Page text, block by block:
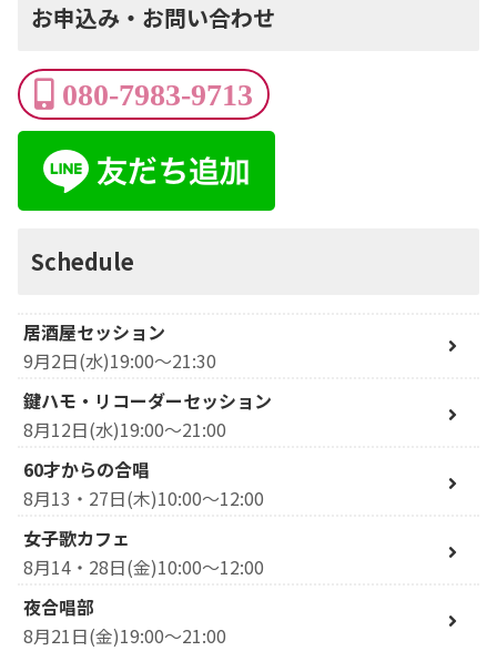
お申込み・お問い合わせ
080-7983-9713
Schedule
居酒屋セッション
9月2日(水)19:00～21:30
鍵ハモ・リコーダーセッション
8月12日(水)19:00～21:00
60才からの合唱
8月13・27日(木)10:00～12:00
女子歌カフェ
8月14・28日(金)10:00～12:00
夜合唱部
8月21日(金)19:00～21:00